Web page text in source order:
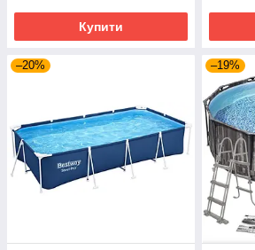
Купити
–20% –19%